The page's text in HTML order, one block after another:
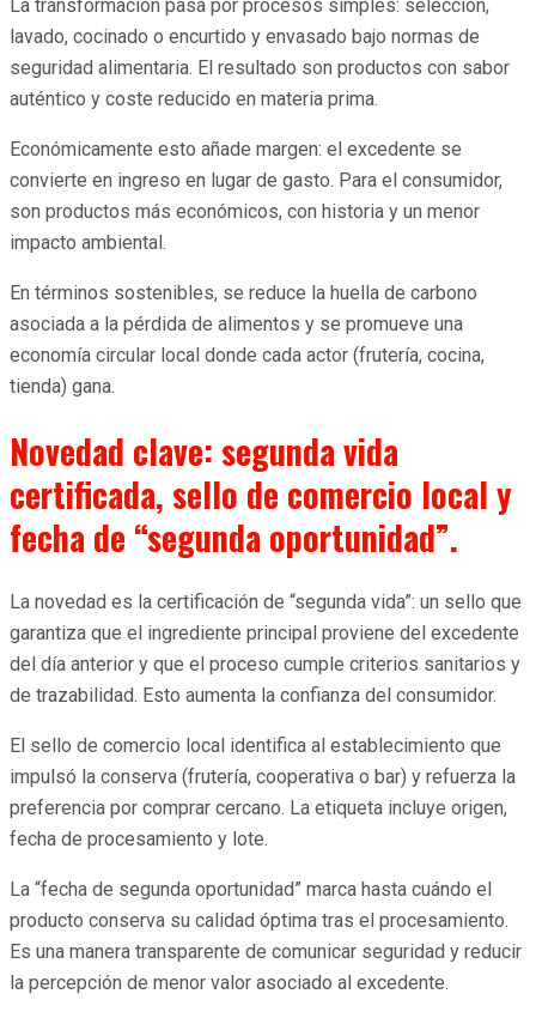
La transformación pasa por procesos simples: selección,
lavado, cocinado o encurtido y envasado bajo normas de
seguridad alimentaria. El resultado son productos con sabor
auténtico y coste reducido en materia prima.
Económicamente esto añade margen: el excedente se
convierte en ingreso en lugar de gasto. Para el consumidor,
son productos más económicos, con historia y un menor
impacto ambiental.
En términos sostenibles, se reduce la huella de carbono
asociada a la pérdida de alimentos y se promueve una
economía circular local donde cada actor (frutería, cocina,
tienda) gana.
Novedad clave: segunda vida
certificada, sello de comercio local y
fecha de “segunda oportunidad”.
La novedad es la certificación de “segunda vida”: un sello que
garantiza que el ingrediente principal proviene del excedente
del día anterior y que el proceso cumple criterios sanitarios y
de trazabilidad. Esto aumenta la confianza del consumidor.
El sello de comercio local identifica al establecimiento que
impulsó la conserva (frutería, cooperativa o bar) y refuerza la
preferencia por comprar cercano. La etiqueta incluye origen,
fecha de procesamiento y lote.
La “fecha de segunda oportunidad” marca hasta cuándo el
producto conserva su calidad óptima tras el procesamiento.
Es una manera transparente de comunicar seguridad y reducir
la percepción de menor valor asociado al excedente.